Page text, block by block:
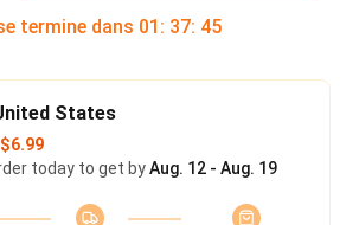
termine dans 01 : 37: 45
States
$6.99
today to get byAug. 12 - Aug. 19